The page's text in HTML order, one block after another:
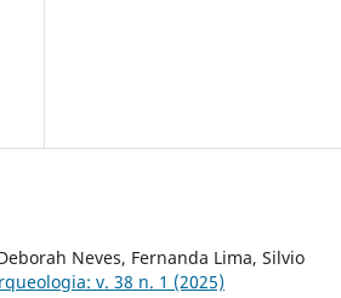
Neves, Fernanda Lima, Silvio
v. 38 n. 1 (2025)